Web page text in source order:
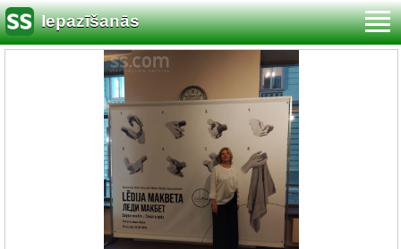
Iepazīšanās